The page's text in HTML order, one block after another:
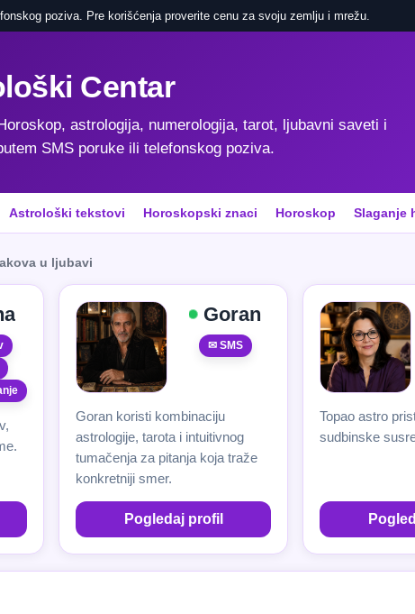
poziva. Pre korišćenja proverite cenu za svoju zemlju i mrežu.
Centar
astrologija, numerologija, tarot, ljubavni saveti i
SMS poruke ili telefonskog poziva.
Astrološki tekstovi Horoskopski znaci Horoskop Slaganje
u ljubavi
Goran
✉ SMS
Goran koristi kombinaciju
astrologije, tarota i intuitivnog
tumačenja za pitanja koja traže
konkretniji smer.
Pogledaj profil
Topao astro
sudbinske